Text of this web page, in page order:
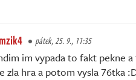
pátek, 25. 9., 11:35
im vypada to fakt pekne
zla hra a potom vysla 76tka